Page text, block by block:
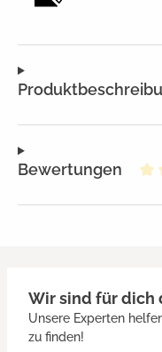
Bewertungen
Wir sind für dich
Unsere Experten
zu finden!